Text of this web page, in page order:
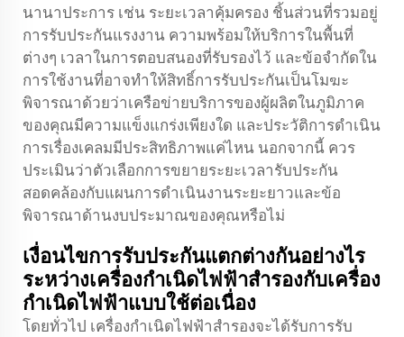
นานาประการ เช่น ระยะเวลาคุ้มครอง ชิ้นส่วนที่รวมอยู่
การรับประกันแรงงาน ความพร้อมให้บริการในพื้นที่
ต่างๆ เวลาในการตอบสนองที่รับรองไว้ และข้อจำกัดใน
การใช้งานที่อาจทำให้สิทธิ์การรับประกันเป็นโมฆะ
พิจารณาด้วยว่าเครือข่ายบริการของผู้ผลิตในภูมิภาค
ของคุณมีความแข็งแกร่งเพียงใด และประวัติการดำเนิน
การเรื่องเคลมมีประสิทธิภาพแค่ไหน นอกจากนี้ ควร
ประเมินว่าตัวเลือกการขยายระยะเวลารับประกัน
สอดคล้องกับแผนการดำเนินงานระยะยาวและข้อ
พิจารณาด้านงบประมาณของคุณหรือไม่
เงื่อนไขการรับประกันแตกต่างกันอย่างไร
ระหว่างเครื่องกำเนิดไฟฟ้าสำรองกับเครื่อง
กำเนิดไฟฟ้าแบบใช้ต่อเนื่อง
โดยทั่วไป เครื่องกำเนิดไฟฟ้าสำรองจะได้รับการรับ